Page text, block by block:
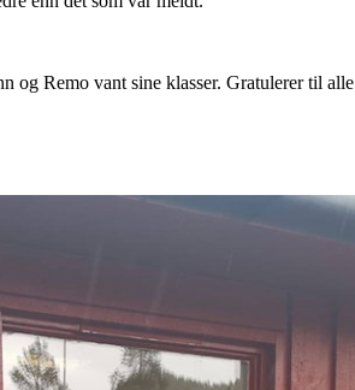
Remo vant sine klasser. Gratulerer til